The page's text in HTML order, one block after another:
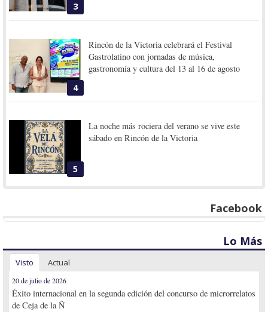
3
4
Rincón de la Victoria celebrará el Festival
Gastrolatino con jornadas de música,
gastronomía y cultura del 13 al 16 de agosto
5
La noche más rociera del verano se vive este
sábado en Rincón de la Victoria
Facebook
Lo Más
Visto Actual
20 de julio de 2026
Éxito internacional en la segunda edición del concurso de microrrelatos
de Ceja de la Ñ